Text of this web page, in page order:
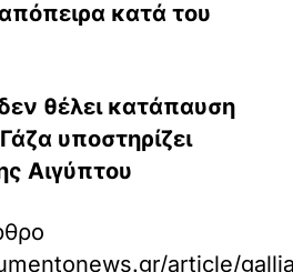
Top
ως εκ τούτου τα άρθρα, εικόνες
από τρίτες, ελληνικές και μη,
αυτές, ως πηγές,ωφελούνται